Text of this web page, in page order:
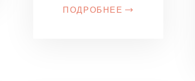
ПОДРОБНЕЕ